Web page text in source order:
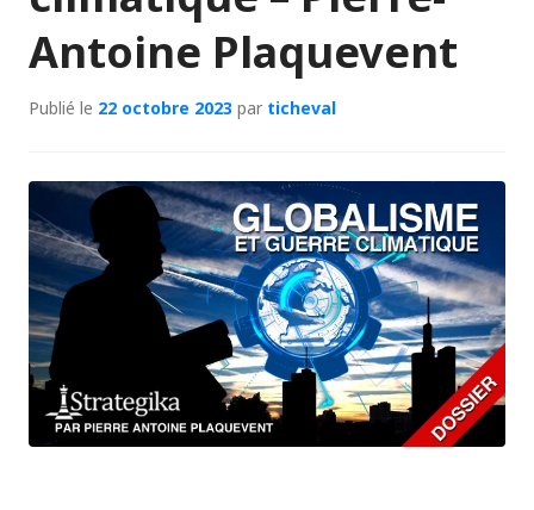
Antoine Plaquevent
Publié le 22 octobre 2023 par ticheval